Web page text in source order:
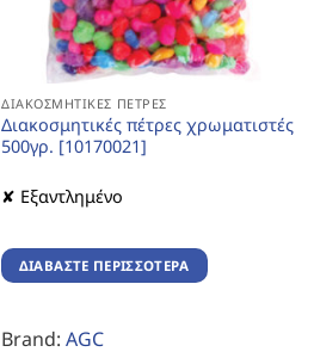
ΔΙΑΚΟΣΜΗΤΙΚΈΣ ΠΈΤΡΕΣ
Διακοσμητικές πέτρες χρωματιστές
500γρ. [10170021]
✘ Εξαντλημένο
ΔΙΑΒΆΣΤΕ ΠΕΡΙΣΣΌΤΕΡΑ
Brand: AGC